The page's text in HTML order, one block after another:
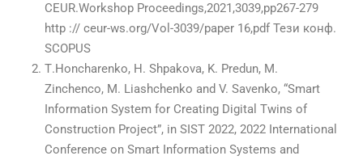
CEUR.Workshop Proceedings,2021,3039,pp267-279
http :// ceur-ws.org/Vol-3039/paper 16,pdf Тези конф.
SCOPUS
Т.Honcharenko, H. Shpakova, K. Predun, M.
Zinchenco, M. Liashchenko and V. Savenko, “Smart
Information System for Creating Digital Twins of
Construction Project”, in SIST 2022, 2022 International
Conference on Smart Information Systems and